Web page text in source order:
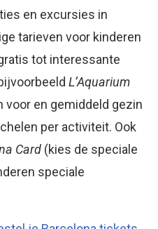
en excursies in
tarieven voor kinderen
tot interessante
L’Aquarium
voor en gemiddeld gezin
per activiteit. Ook
Card (kies de speciale
speciale